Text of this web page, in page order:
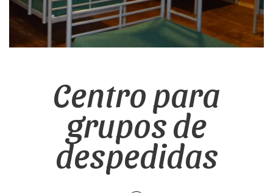
Centro para
grupos de
despedidas